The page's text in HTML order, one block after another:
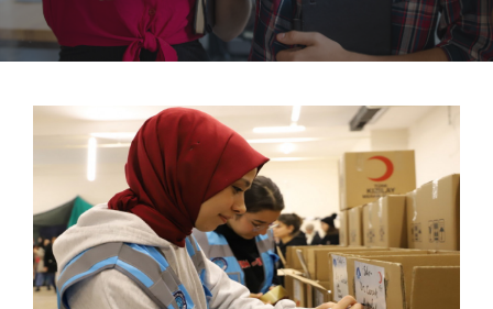
İLETIŞIM